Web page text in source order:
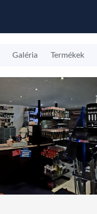
Galéria Termékek